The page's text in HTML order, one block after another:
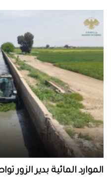
الموارد المائية بدير الزور